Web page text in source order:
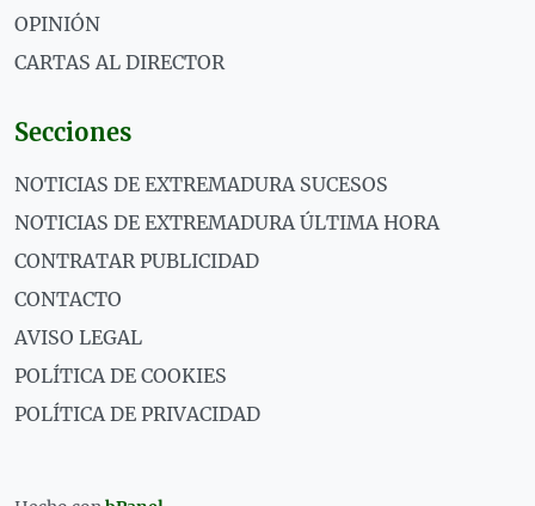
OPINIÓN
CARTAS AL DIRECTOR
Secciones
NOTICIAS DE EXTREMADURA SUCESOS
NOTICIAS DE EXTREMADURA ÚLTIMA HORA
CONTRATAR PUBLICIDAD
CONTACTO
AVISO LEGAL
POLÍTICA DE COOKIES
POLÍTICA DE PRIVACIDAD